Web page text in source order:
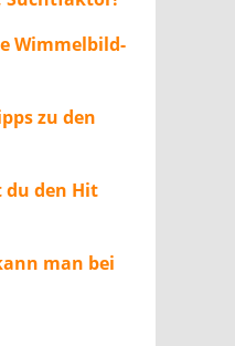
Wimmelbild-
zu den
du den Hit
man bei